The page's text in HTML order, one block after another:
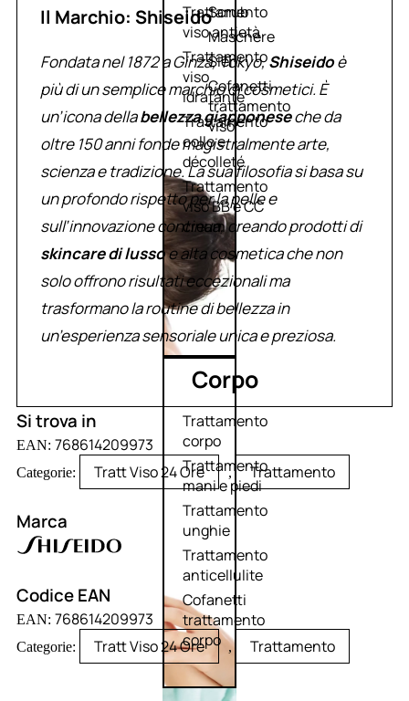
Trattamento
viso antietà
Trattamento
viso
idratante
Trattamento
collo e
décolleté
Trattamento
viso BB e CC
cream
Scrub
Maschere
Sieri
Cofanetti
trattamento
viso
Corpo
Trattamento
corpo
Trattamento
mani e piedi
Trattamento
unghie
Trattamento
anticellulite
Cofanetti
trattamento
corpo
Il Marchio: Shiseido
Fondata nel 1872 a Ginza, Tokyo,Shiseidoè
più di un semplice marchio di cosmetici. È
un’icona dellabellezza giapponeseche da
oltre 150 anni fonde magistralmente arte,
scienza e tradizione. La sua filosofia si basa su
un profondo rispetto per la pelle e
sull’innovazione continua, creando prodotti di
skincare di lussoe alta cosmetica che non
solo offrono risultati eccezionali ma
trasformano la routine di bellezza in
un’esperienza sensoriale unica e preziosa.
Si trova in
EAN: 768614209973
Categorie: Tratt Viso 24 Ore , Trattamento
Marca
Codice EAN
EAN: 768614209973
Categorie: Tratt Viso 24 Ore , Trattamento